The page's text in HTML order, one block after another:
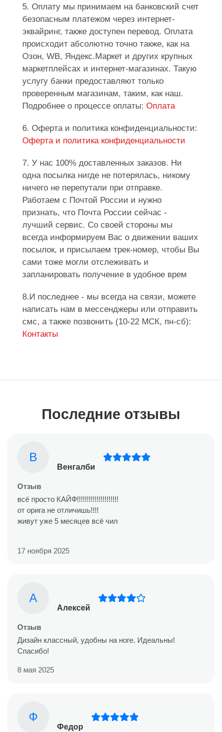
5. Оплату мы принимаем на банковский счет
безопасным платежом через интернет-
эквайринг, также доступен перевод. Оплата
происходит абсолютно точно также, как на
Озон, WB, Яндекс.Маркет и других крупных
маркетплейсах и интернет-магазинах. Такую
услугу банки предоставляют только
проверенным магазинам, таким, как наш.
Подробнее о процессе оплаты: Оплата
6. Оферта и политика конфиденциальности:
Оферта и политика конфиденциальности
7. У нас 100% доставленных заказов. Ни
одна посылка нигде не потерялась, никому
ничего не перепутали при отправке.
Работаем с Почтой России и нужно
признать, что Почта России сейчас -
лучший сервис. Со своей стороны мы
всегда информируем Вас о движении ваших
посылок, и присылаем трек-номер, чтобы Вы
сами тоже могли отслеживать и
запланировать получение в удобное врем
8.И последнее - мы всегда на связи, можете
написать нам в мессенджеры или отправить
смс, а также позвонить (10-22 МСК, пн-сб):
Контакты
Последние отзывы
В
Венгалби
Отзыв
всё просто КАЙФ!!!!!!!!!!!!!!!!!!!!!
от орига не отличишь!!!!
живут уже 5 месяцев всё чил
17 ноября 2025
А
Алексей
Отзыв
Дизайн классный, удобны на ноге. Идеальны!
Спасибо!
8 мая 2025
Ф
Федор